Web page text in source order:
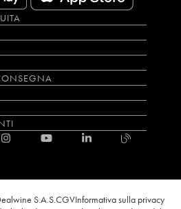
S.A.S.CGVInformativa sulla privacy